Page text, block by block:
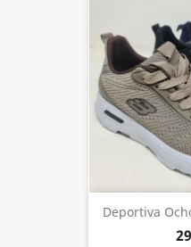
Deportiva